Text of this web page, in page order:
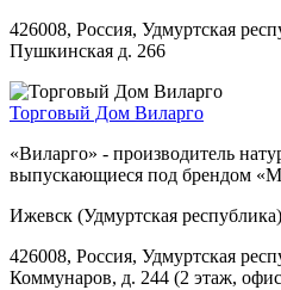
426008, Россия, Удмуртская
Пушкинская д. 266
Торговый Дом Виларго
«Виларго» - производитель
выпускающиеся под брендом
Ижевск (Удмуртская республика)
426008, Россия, Удмуртская
Коммунаров, д. 244 (2 этаж,